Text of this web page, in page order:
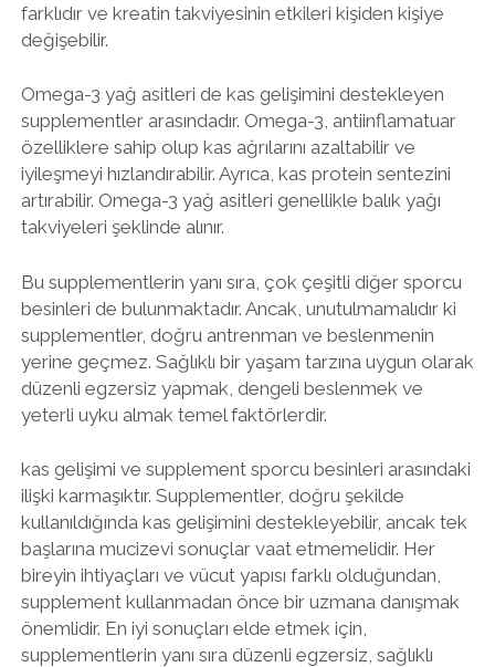
farklıdır ve kreatin takviyesinin etkileri kişiden kişiye
değişebilir.
Omega-3 yağ asitleri de kas gelişimini destekleyen
supplementler arasındadır. Omega-3, antiinflamatuar
özelliklere sahip olup kas ağrılarını azaltabilir ve
iyileşmeyi hızlandırabilir. Ayrıca, kas protein sentezini
artırabilir. Omega-3 yağ asitleri genellikle balık yağı
takviyeleri şeklinde alınır.
Bu supplementlerin yanı sıra, çok çeşitli diğer sporcu
besinleri de bulunmaktadır. Ancak, unutulmamalıdır ki
supplementler, doğru antrenman ve beslenmenin
yerine geçmez. Sağlıklı bir yaşam tarzına uygun olarak
düzenli egzersiz yapmak, dengeli beslenmek ve
yeterli uyku almak temel faktörlerdir.
kas gelişimi ve supplement sporcu besinleri arasındaki
ilişki karmaşıktır. Supplementler, doğru şekilde
kullanıldığında kas gelişimini destekleyebilir, ancak tek
başlarına mucizevi sonuçlar vaat etmemelidir. Her
bireyin ihtiyaçları ve vücut yapısı farklı olduğundan,
supplement kullanmadan önce bir uzmana danışmak
önemlidir. En iyi sonuçları elde etmek için,
supplementlerin yanı sıra düzenli egzersiz, sağlıklı